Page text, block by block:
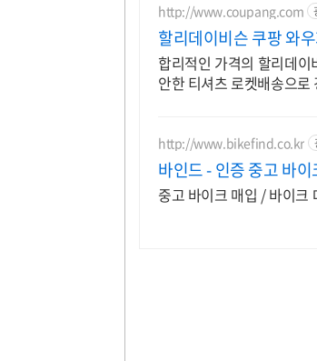
http://www.coupang.com
할리데이비슨 쿠팡 와
합리적인 가격의 할리데
안한 티셔츠 로켓배송으로
http://www.bikefind.co.kr
바인드 - 인증 중고 바
중고 바이크 매입 / 바이크